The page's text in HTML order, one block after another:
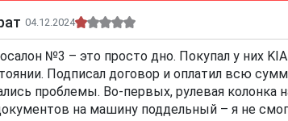
04.12.2024
№3 – это просто дно. Покупал у них
Подписал договор и оплатил всю
проблемы. Во-первых, рулевая колонка
на машину поддельный – я не